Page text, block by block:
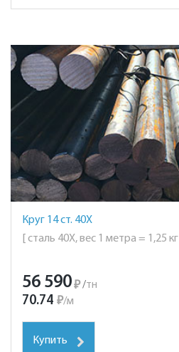
Круг 14 ст. 40Х
[ сталь 40Х, вес 1 метра = 1,25 кг ]
56 590₽ /тн
70.74 ₽/м
Купить